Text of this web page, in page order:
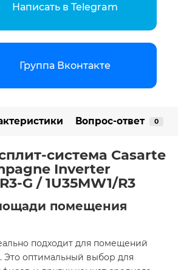
Написать в Telegram
Группа Вконтакте
Вопрос-ответ 0
система Casarte
Inverter
G / 1U35MW1/R3
помещения
подходит для помещений
. Это оптимальный выбор для